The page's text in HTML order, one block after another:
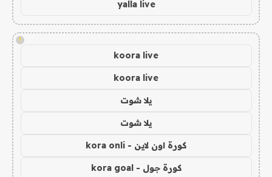
yalla live
!
koora live
koora live
يلا شوت
يلا شوت
كورة اون لاين - kora onli
كورة جول - kora goal